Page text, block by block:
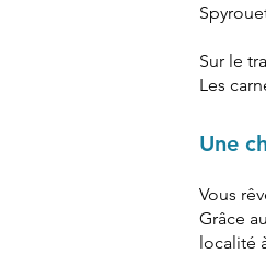
Sur le
Les
Une
Vous
Grâce
localité